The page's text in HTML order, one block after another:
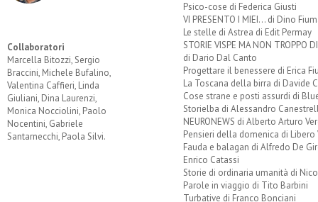
Collaboratori
Marcella Bitozzi, Sergio
Braccini, Michele Bufalino,
Valentina Caffieri, Linda
Giuliani, Dina Laurenzi,
Monica Nocciolini, Paolo
Nocentini, Gabriele
Santarnecchi, Paola Silvi.
Psico-cose di Federica Giusti
VI PRESENTO I MIEI... di Dino
Le stelle di Astrea di Edit Permay
STORIE VISPE MA NON TROPPO
di Dario Dal Canto
Progettare il benessere di Erica
La Toscana della birra di Davide
Cose strane e posti assurdi di
Storielba di Alessandro
NEURONEWS di Alberto Arturo
Pensieri della domenica di Libero
Fauda e balagan di Alfredo De
Enrico Catassi
Storie di ordinaria umanità di
Parole in viaggio di Tito Barbini
Turbative di Franco Bonciani